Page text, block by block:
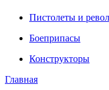
Пистолеты и
Боеприпасы
Конструкторы
Главная